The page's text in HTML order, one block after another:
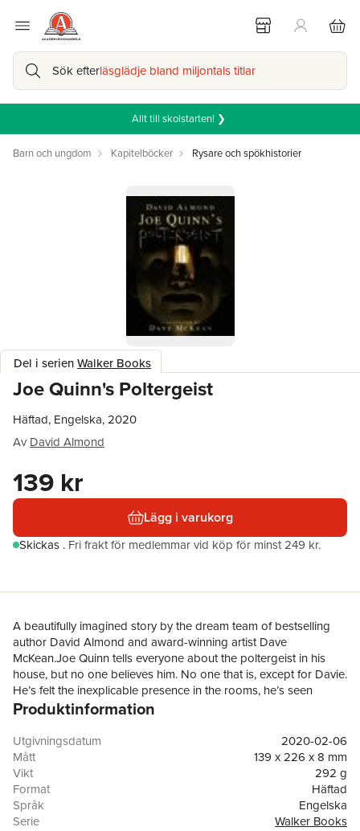
Sök efterläsglädje bland miljontals titlar
Allt till skolstarten! ❯
Barn och ungdom Kapitelböcker Rysare och spökhistorier
Del i serienWalker Books
Joe Quinn's Poltergeist
Häftad, Engelska, 2020
Av David Almond
139 kr
Lägg i varukorg
Skickas . Fri frakt för medlemmar vid köp för minst 249 kr.
A beautifully imagined story by the dream team of bestselling
author David Almond and award-winning artist Dave
McKean.Joe Quinn tells everyone about the poltergeist in his
house, but no one believes him. No one that is, except for Davie.
He’s felt the inexplicable presence in the rooms, he’s seen
random objects fly through the air. And there’s something else …
somehow it might be possible for ghosts to exist.
Produktinformation
Utgivningsdatum
2020-02-06
Mått
139 x 226 x 8 mm
Vikt
292 g
Format
Häftad
Språk
Engelska
Serie
Walker Books